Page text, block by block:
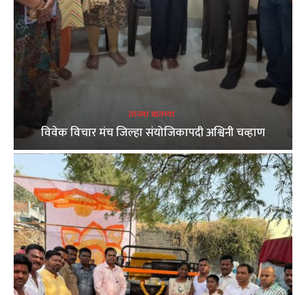
ताज्या बातम्या
विवेक विचार मंच जिल्हा संयोजिकापदी अश्विनी चव्हाण